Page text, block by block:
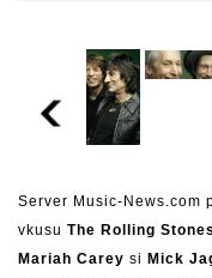
Server Music-News.com
vkusu The Rolling Stones
Mariah Carey si Mick